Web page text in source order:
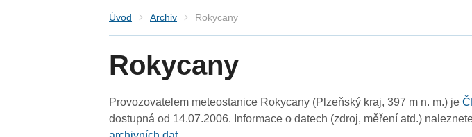
Úvod Archiv Rokycany
Rokycany
Provozovatelem meteostanice Rokycany (Plzeňský kraj, 397 m n. m.) je
dostupná od 14.07.2006. Informace o datech (zdroj, měření atd.)